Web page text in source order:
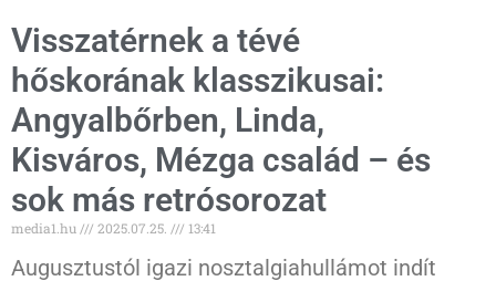
Visszatérnek a tévé
hőskorának klasszikusai:
Angyalbőrben, Linda,
Kisváros, Mézga család – és
sok más retrósorozat
media1.hu 2025.07.25. 13:41
Augusztustól igazi nosztalgiahullámot indít